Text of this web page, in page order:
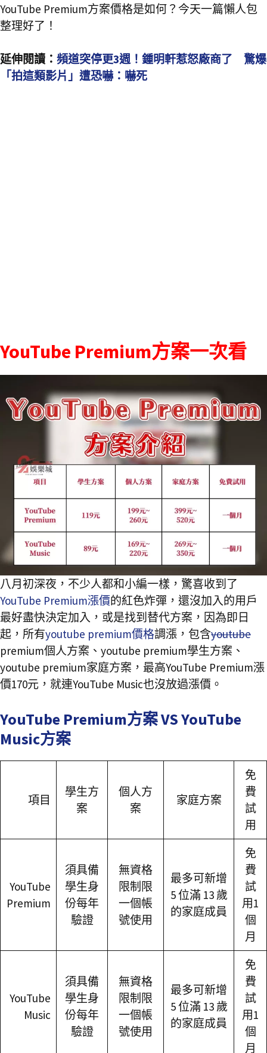
YouTube Premium方案價格是如何？今天一篇懶人包
整理好了！
延伸閱讀： 頻道突停更3週！鍾明軒惹怒廠商了 驚爆
「拍這類影片」遭恐嚇：嚇死
YouTube Premium方案一次看
八月初深夜，不少人都和小編一樣，驚喜收到了
YouTube Premium漲價的紅色炸彈，還沒加入的用戶
最好盡快決定加入，或是找到替代方案，因為即日
起，所有youtube premium價格調漲，包含youtube
premium個人方案、youtube premium學生方案、
youtube premium家庭方案，最高YouTube Premium漲
價170元，就連YouTube Music也沒放過漲價。
YouTube Premium方案 VS YouTube
Music方案
項目
學生方
案
個人方
案
家庭方案
免
費
試
用
YouTube
Premium
須具備
學生身
份每年
驗證
無資格
限制限
一個帳
號使用
最多可新增
5 位滿 13 歲
的家庭成員
免
費
試
用1
個
月
YouTube
Music
須具備
學生身
份每年
驗證
無資格
限制限
一個帳
號使用
最多可新增
5 位滿 13 歲
的家庭成員
免
費
試
用1
個
月